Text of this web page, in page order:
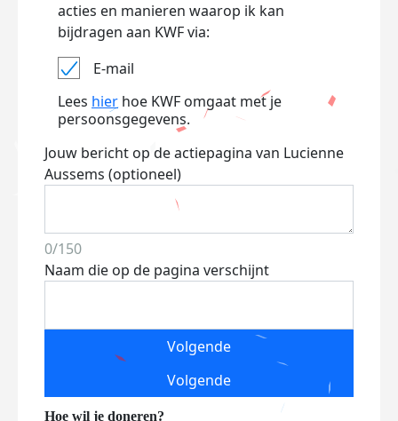
acties en manieren waarop ik kan
bijdragen aan KWF via:
E-mail
Lees hier hoe KWF omgaat met je
persoonsgegevens.
Jouw bericht op de actiepagina van Lucienne
Aussems (optioneel)
0/150
Naam die op de pagina verschijnt
Volgende
Volgende